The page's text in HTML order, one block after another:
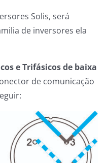
Solis, será
de inversores ela
e Trifásicos de baixa
de comunicação